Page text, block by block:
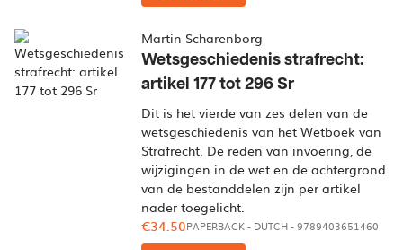
Martin Scharenborg
Wetsgeschiedenis strafrecht:
artikel 177 tot 296 Sr
Dit is het vierde van zes delen van de
wetsgeschiedenis van het Wetboek van
Strafrecht. De reden van invoering, de
wijzigingen in de wet en de achtergrond
van de bestanddelen zijn per artikel
nader toegelicht.
€34.50PAPERBACK- DUTCH- 9789403651460